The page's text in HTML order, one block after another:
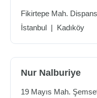
Fikirtepe Mah.
İstanbul | Kadıköy
Nur Nalburiye
19 Mayıs Mah.